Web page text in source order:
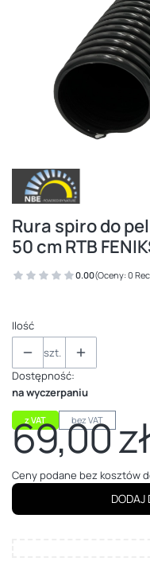
Rura spiro do
50 cm RTB
0.00(Oceny: 0
Ilość
szt.
Dostępność:
na wyczerpaniu
z VAT bez VAT
Cena
69,00 zł
Ceny podane bez kosztów
DODAJ